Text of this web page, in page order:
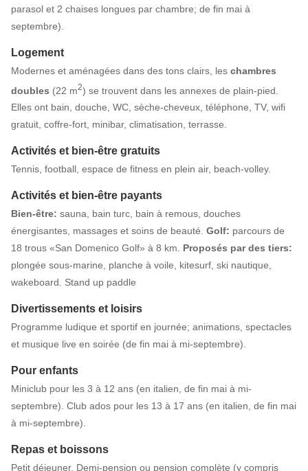
parasol et 2 chaises longues par chambre; de fin mai à
septembre).
Logement
Modernes et aménagées dans des tons clairs, les chambres
doubles (22 m2) se trouvent dans les annexes de plain-pied.
Elles ont bain, douche, WC, sèche-cheveux, téléphone, TV, wifi
gratuit, coffre-fort, minibar, climatisation, terrasse.
Activités et bien-être gratuits
Tennis, football, espace de fitness en plein air, beach-volley.
Activités et bien-être payants
Bien-être: sauna, bain turc, bain à remous, douches
énergisantes, massages et soins de beauté. Golf: parcours de
18 trous «San Domenico Golf» à 8 km. Proposés par des tiers:
plongée sous-marine, planche à voile, kitesurf, ski nautique,
wakeboard. Stand up paddle
Divertissements et loisirs
Programme ludique et sportif en journée; animations, spectacles
et musique live en soirée (de fin mai à mi-septembre).
Pour enfants
Miniclub pour les 3 à 12 ans (en italien, de fin mai à mi-
septembre). Club ados pour les 13 à 17 ans (en italien, de fin mai
à mi-septembre).
Repas et boissons
Petit déjeuner. Demi-pension ou pension complète (y compris